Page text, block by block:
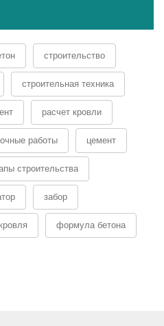
строительство
строительная техника
расчет кровли
работы цемент
строительства
забор
кровля формула бетона